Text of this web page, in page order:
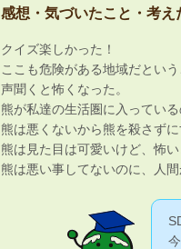
感想・気づいたこと・考え
クイズ楽しかった！
ここも危険がある地域だとい
声聞くと怖くなった。
熊が私達の生活圏に入ってい
熊は悪くないから熊を殺さず
熊は見た目は可愛いけど、怖い
熊は悪い事してないのに、人